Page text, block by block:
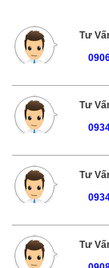
Tư
Tư
Tư
Tư